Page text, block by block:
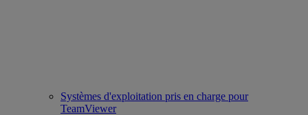
Systèmes d'exploitation pris en charge pour
TeamViewer